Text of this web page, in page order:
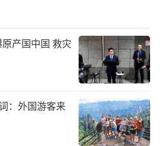
了
产国中国 救灾
：外国游客来